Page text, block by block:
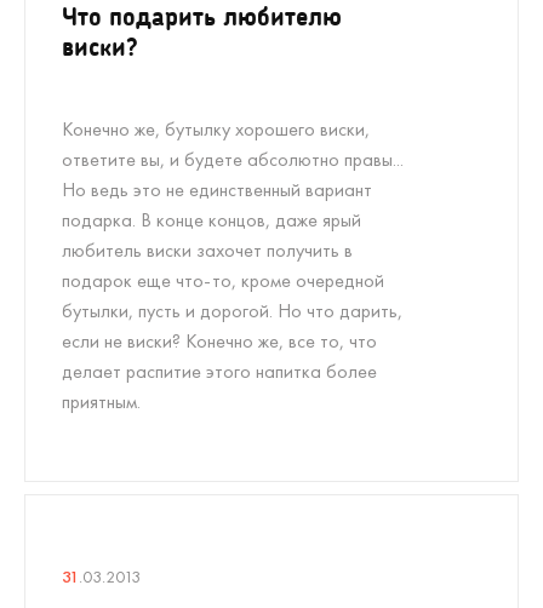
Что подарить любителю
виски?
Конечно же, бутылку хорошего виски,
ответите вы, и будете абсолютно правы...
Но ведь это не единственный вариант
подарка. В конце концов, даже ярый
любитель виски захочет получить в
подарок еще что-то, кроме очередной
бутылки, пусть и дорогой. Но что дарить,
если не виски? Конечно же, все то, что
делает распитие этого напитка более
приятным.
31 .03.2013